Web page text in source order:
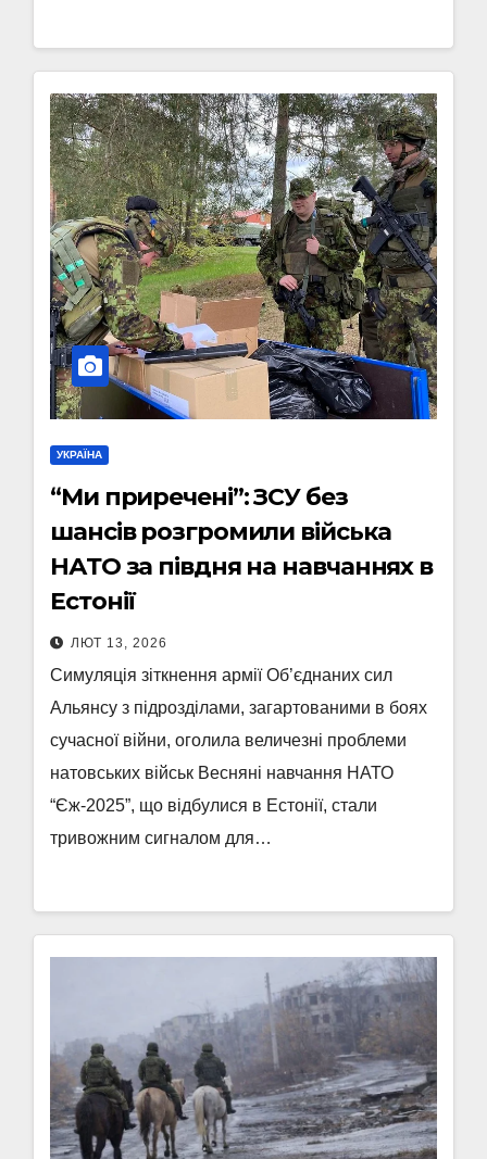
УКРАЇНА
“Ми приречені”: ЗСУ без
шансів розгромили війська
НАТО за півдня на навчаннях в
Естонії
ЛЮТ 13, 2026
Симуляція зіткнення армії Об’єднаних сил
Альянсу з підрозділами, загартованими в боях
сучасної війни, оголила величезні проблеми
натовських військ Весняні навчання НАТО
“Єж-2025”, що відбулися в Естонії, стали
тривожним сигналом для…